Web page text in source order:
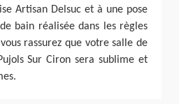
Artisan Delsuc et à une pose
bain réalisée dans les règles
rassurez que votre salle de
Sur Ciron sera sublime et